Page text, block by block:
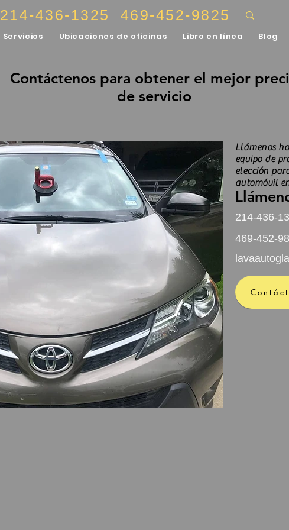
214-436-1325 469-452-9825
Servicios Ubicaciones de oficinas Libro en línea Blog
Contáctenos para obtener el mejor
de servicio
Llámenos
equipo de
elección
automóvil
214-436-
469-452-